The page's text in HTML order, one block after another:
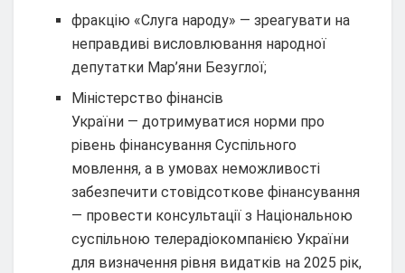
фракцію «Слуга народу» — зреагувати на
неправдиві висловлювання народної
депутатки Мар’яни Безуглої;
Міністерство фінансів
України — дотримуватися норми про
рівень фінансування Суспільного
мовлення, а в умовах неможливості
забезпечити стовідсоткове фінансування
— провести консультації з Національною
суспільною телерадіокомпанією України
для визначення рівня видатків на 2025 рік,